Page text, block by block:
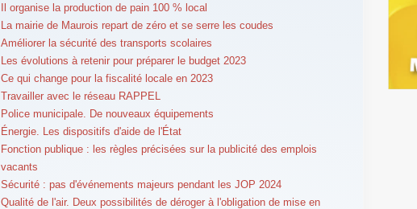
Il organise la production de pain 100 % local
La mairie de Maurois repart de zéro et se serre les coudes
Améliorer la sécurité des transports scolaires
Les évolutions à retenir pour préparer le budget 2023
Ce qui change pour la fiscalité locale en 2023
Travailler avec le réseau RAPPEL
Police municipale. De nouveaux équipements
Énergie. Les dispositifs d'aide de l'État
Fonction publique : les règles précisées sur la publicité des emplois
vacants
Sécurité : pas d'événements majeurs pendant les JOP 2024
Qualité de l'air. Deux possibilités de déroger à l'obligation de mise en